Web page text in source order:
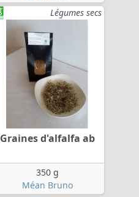
Légumes secs
Graines d'alfalfa ab
350 g
Méan Bruno